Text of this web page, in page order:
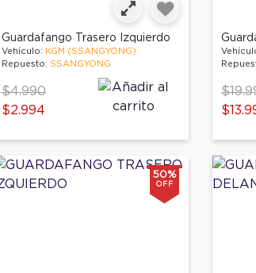
Guardafango Trasero Izquierdo
Vehículo: KGM (SSANGYONG)
Repuesto: SSANGYONG
Price reduced from
$4.990to
$2.994
50%
OFF